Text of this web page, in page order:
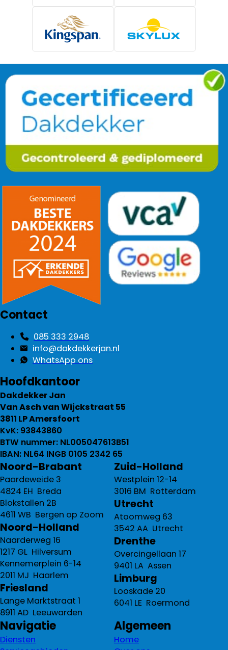
Contact
085 333 2948
info@dakdekkerjan.nl
WhatsApp ons
Hoofdkantoor
Dakdekker Jan
Van Asch van Wijckstraat 55
3811 LP Amersfoort
KvK: 93843860
BTW nummer: NL005047613B51
IBAN: NL64 INGB 0105 2342 65
Noord-Brabant
Paardeweide 3
4824 EH Breda
Blokstallen 2B
4611 WB Bergen op Zoom
Noord-Holland
Naarderweg 16
1217 GL Hilversum
Kennemerplein 6-14
2011 MJ Haarlem
Friesland
Lange Marktstraat 1
8911 AD Leeuwarden
Zuid-Holland
Westplein 12-14
3016 BM Rotterdam
Utrecht
Atoomweg 63
3542 AA Utrecht
Drenthe
Overcingellaan 17
9401 LA Assen
Limburg
Looskade 20
6041 LE Roermond
Navigatie
Diensten
Algemeen
Home